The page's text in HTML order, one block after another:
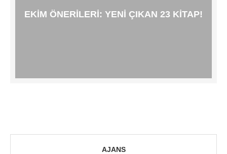
EKIM ÖNERILERI: YENI ÇIKAN 23 KITAP!
AJANS